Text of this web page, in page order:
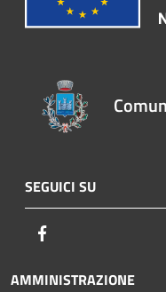
SEGUICI SU
AMMINISTRAZIONE